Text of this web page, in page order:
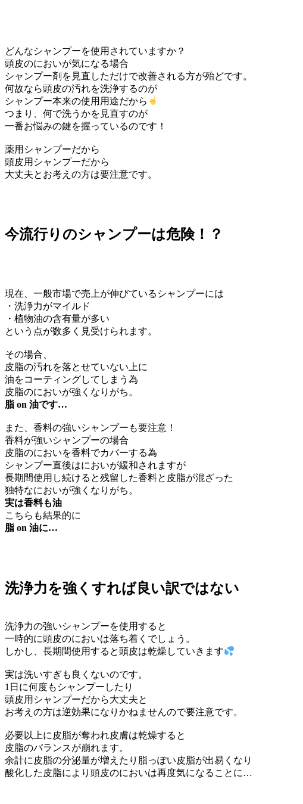
どんなシャンプーを使用されていますか？
頭皮のにおいが気になる場合
シャンプー剤を見直しただけで改善される方が殆どです。
何故なら頭皮の汚れを洗浄するのが
シャンプー本来の使用用途だから
つまり、何で洗うかを見直すのが
一番お悩みの鍵を握っているのです！
薬用シャンプーだから
頭皮用シャンプーだから
大丈夫とお考えの方は要注意です。
今流行りのシャンプーは危険！？
現在、一般市場で売上が伸びているシャンプーには
・洗浄力がマイルド
・植物油の含有量が多い
という点が数多く見受けられます。
その場合、
皮脂の汚れを落とせていない上に
油をコーティングしてしまう為
皮脂のにおいが強くなりがち。
脂 on 油です…
また、香料の強いシャンプーも要注意！
香料が強いシャンプーの場合
皮脂のにおいを香料でカバーする為
シャンプー直後はにおいが緩和されますが
長期間使用し続けると残留した香料と皮脂が混ざった
独特なにおいが強くなりがち。
実は香料も油
こちらも結果的に
脂 on 油に…
洗浄力を強くすれば良い訳ではない
洗浄力の強いシャンプーを使用すると
一時的に頭皮のにおいは落ち着くでしょう。
しかし、長期間使用すると頭皮は乾燥していきます
実は洗いすぎも良くないのです。
1日に何度もシャンプーしたり
頭皮用シャンプーだから大丈夫と
お考えの方は逆効果になりかねませんので要注意です。
必要以上に皮脂が奪われ皮膚は乾燥すると
皮脂のバランスが崩れます。
余計に皮脂の分泌量が増えたり脂っぽい皮脂が出易くなり
酸化した皮脂により頭皮のにおいは再度気になることに…